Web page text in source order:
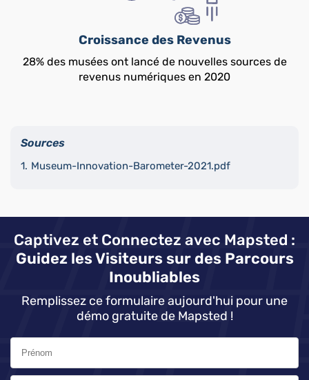
Croissance des Revenus
28% des musées ont lancé de nouvelles sources de
revenus numériques en 2020
Sources
Museum-Innovation-Barometer-2021.pdf
Captivez et Connectez avec Mapsted :
Guidez les Visiteurs sur des Parcours
Inoubliables
Remplissez ce formulaire aujourd'hui pour une
démo gratuite de Mapsted !